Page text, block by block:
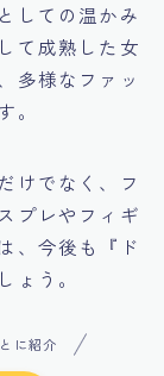
しての温かみ
て成熟した女
多様なファッ
。
けでなく、フ
プレやフィギ
、今後も『ド
ょう。
に紹介